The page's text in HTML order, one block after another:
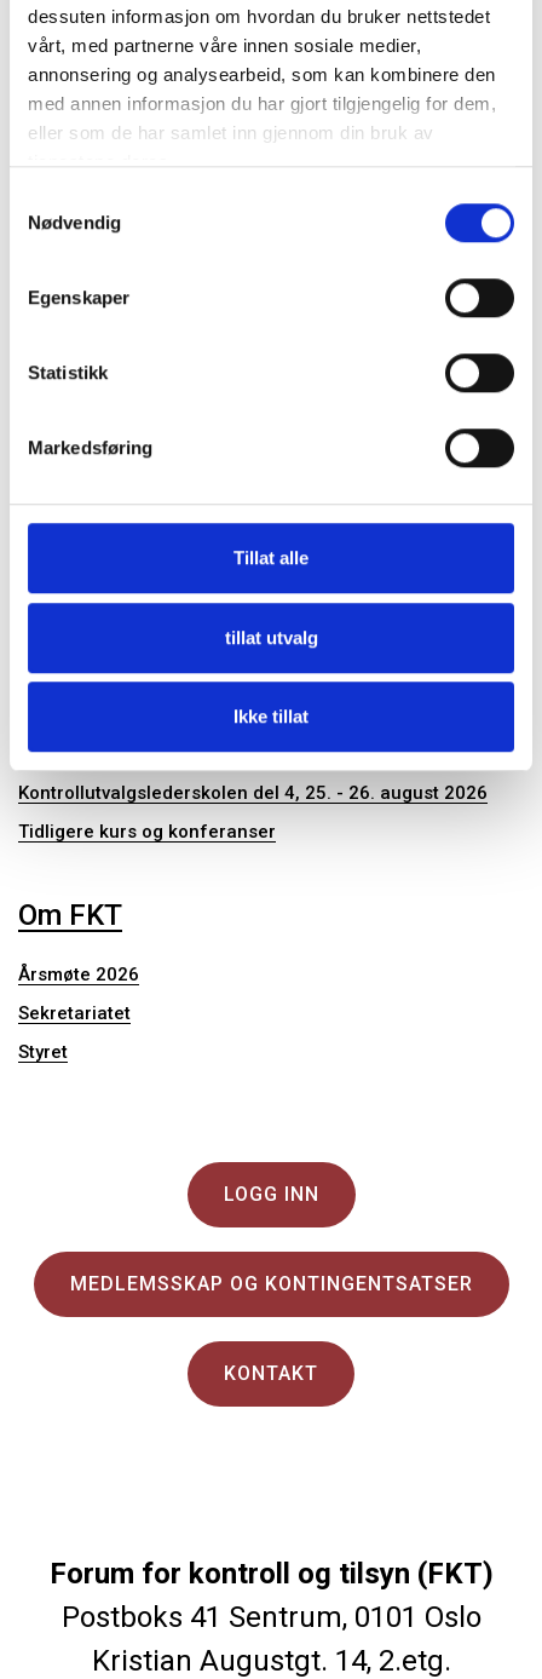
dessuten informasjon om hvordan du bruker nettstedet
vårt, med partnerne våre innen sosiale medier,
annonsering og analysearbeid, som kan kombinere den
med annen informasjon du har gjort tilgjengelig for dem,
eller som de har samlet inn gjennom din bruk av
tjenestene deres.
Nødvendig
Egenskaper
Statistikk
Markedsføring
Tillat alle
tillat utvalg
Ikke tillat
Nyheter
Diverse
Kommunalrett
Kontrollutvalg
Kontrollutvalg
Kontrollutvalgssekretariat
Konferanser og seminar
Kontrollutvalgslederskolen del 4, 25. - 26. august 2026
Tidligere kurs og konferanser
Om FKT
Årsmøte 2026
Sekretariatet
Styret
LOGG INN
MEDLEMSSKAP OG KONTINGENTSATSER
KONTAKT
Forum for kontroll og tilsyn (FKT)
Postboks 41 Sentrum, 0101 Oslo
Kristian Augustgt. 14, 2.etg.